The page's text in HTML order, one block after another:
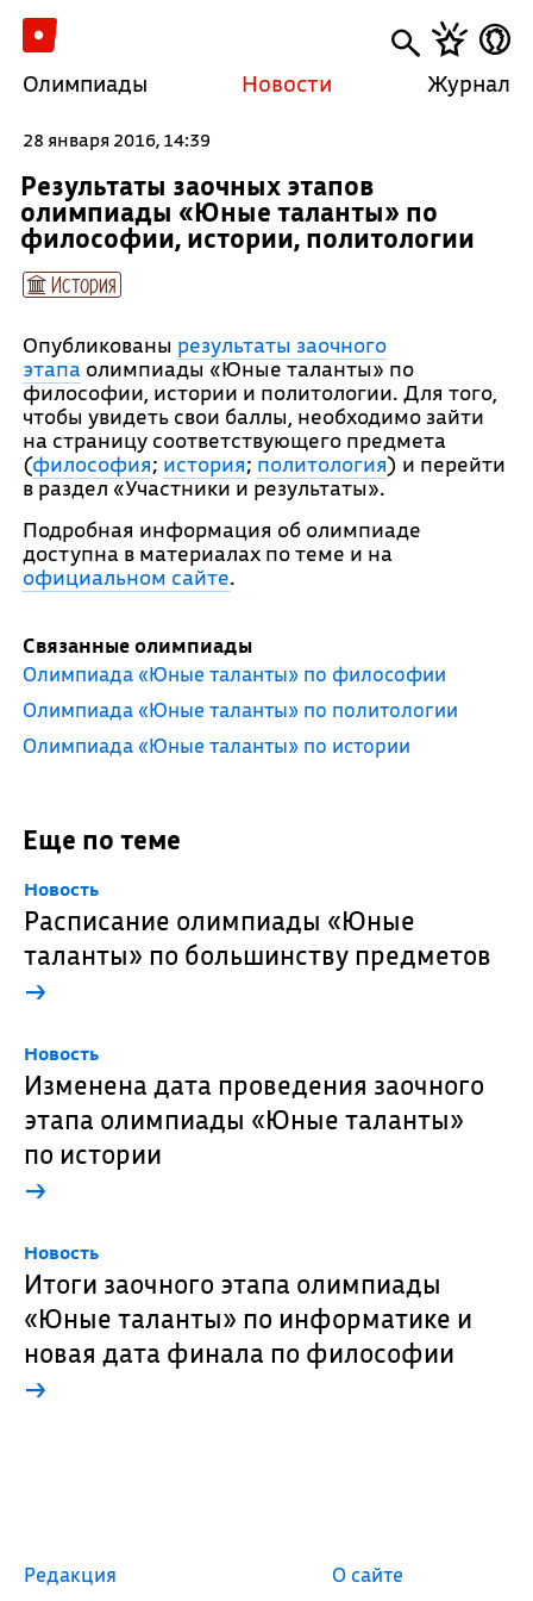
Олимпиады Новости Журнал
28 января 2016, 14:39
Результаты заочных этапов
олимпиады «Юные таланты» по
философии, истории, политологии
История
Опубликованы результаты заочного
этапа олимпиады «Юные таланты» по
философии, истории и политологии. Для того,
чтобы увидеть свои баллы, необходимо зайти
на страницу соответствующего предмета
(философия; история; политология) и перейти
в раздел «Участники и результаты».
Подробная информация об олимпиаде
доступна в материалах по теме и на
официальном сайте.
Связанные олимпиады
Олимпиада «Юные таланты» по философии
Олимпиада «Юные таланты» по политологии
Олимпиада «Юные таланты» по истории
Еще по теме
Новость
Расписание олимпиады «Юные
таланты» по большинству предметов
→
Новость
Изменена дата проведения заочного
этапа олимпиады «Юные таланты»
по истории
→
Новость
Итоги заочного этапа олимпиады
«Юные таланты» по информатике и
новая дата финала по философии
→
Редакция О сайте